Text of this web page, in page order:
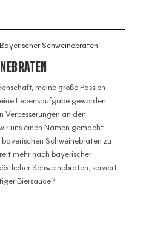
meine große Passion
Lebensaufgabe geworden.
Verbesserungen an den
uns einen Namen gemacht,
Schweinebraten zu
mehr nach bayerischer
Schweinebraten, serviert
Biersauce?